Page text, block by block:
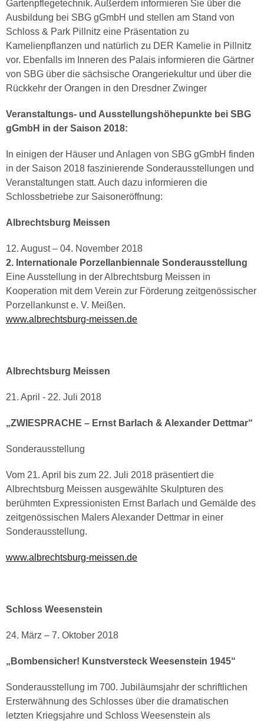
Gartenpflegetechnik. Außerdem informieren Sie über die
Ausbildung bei SBG gGmbH und stellen am Stand von
Schloss & Park Pillnitz eine Präsentation zu
Kamelienpflanzen und natürlich zu DER Kamelie in Pillnitz
vor. Ebenfalls im Inneren des Palais informieren die Gärtner
von SBG über die sächsische Orangeriekultur und über die
Rückkehr der Orangen in den Dresdner Zwinger
Veranstaltungs- und Ausstellungshöhepunkte bei SBG
gGmbH in der Saison 2018:
In einigen der Häuser und Anlagen von SBG gGmbH finden
in der Saison 2018 faszinierende Sonderausstellungen und
Veranstaltungen statt. Auch dazu informieren die
Schlossbetriebe zur Saisoneröffnung:
Albrechtsburg Meissen
12. August – 04. November 2018
2. Internationale Porzellanbiennale Sonderausstellung
Eine Ausstellung in der Albrechtsburg Meissen in
Kooperation mit dem Verein zur Förderung zeitgenössischer
Porzellankunst e. V. Meißen.
www.albrechtsburg-meissen.de
Albrechtsburg Meissen
21. April - 22. Juli 2018
„ZWIESPRACHE – Ernst Barlach & Alexander Dettmar“
Sonderausstellung
Vom 21. April bis zum 22. Juli 2018 präsentiert die
Albrechtsburg Meissen ausgewählte Skulpturen des
berühmten Expressionisten Ernst Barlach und Gemälde des
zeitgenössischen Malers Alexander Dettmar in einer
Sonderausstellung.
www.albrechtsburg-meissen.de
Schloss Weesenstein
24. März – 7. Oktober 2018
„Bombensicher! Kunstversteck Weesenstein 1945“
Sonderausstellung im 700. Jubiläumsjahr der schriftlichen
Ersterwähnung des Schlosses über die dramatischen
letzten Kriegsjahre und Schloss Weesenstein als